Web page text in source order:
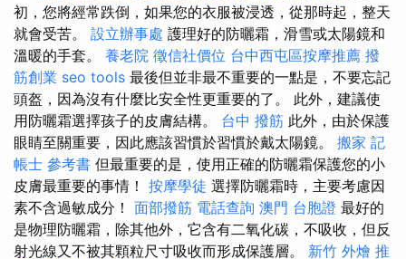
初，您將經常跌倒，如果您的衣服被浸透，從那時起，整天
就會受苦。 設立辦事處 護理好的防曬霜，滑雪或太陽鏡和
溫暖的手套。 養老院 徵信社價位 台中西屯區按摩推薦 撥
筋創業 seo tools 最後但並非最不重要的一點是，不要忘記
頭盔，因為沒有什麼比安全性更重要的了。 此外，建議使
用防曬霜選擇孩子的皮膚結構。 台中 撥筋 此外，由於保護
眼睛至關重要，因此應該習慣於習慣於戴太陽鏡。 搬家 記
帳士 參考書 但最重要的是，使用正確的防曬霜保護您的小
皮膚最重要的事情！ 按摩學徒 選擇防曬霜時，主要考慮因
素不含過敏成分！ 面部撥筋 電話查詢 澳門 台胞證 最好的
是物理防曬霜，除其他外，它含有二氧化碳，不吸收，但反
射光線又不被其顆粒尺寸吸收而形成保護層。 新竹 外燴 推